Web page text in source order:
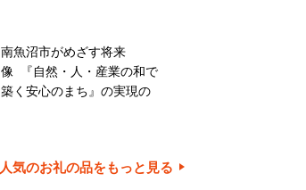
南魚沼市がめざす将来
像 『自然・人・産業の和で
築く安心のまち』の実現の
す。
人気のお礼の品をもっと見る